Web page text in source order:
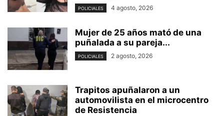
POLICIALES 4 agosto, 2026
Mujer de 25 años mató de una
puñalada a su pareja...
POLICIALES 2 agosto, 2026
Trapitos apuñalaron a un
automovilista en el microcentro
de Resistencia